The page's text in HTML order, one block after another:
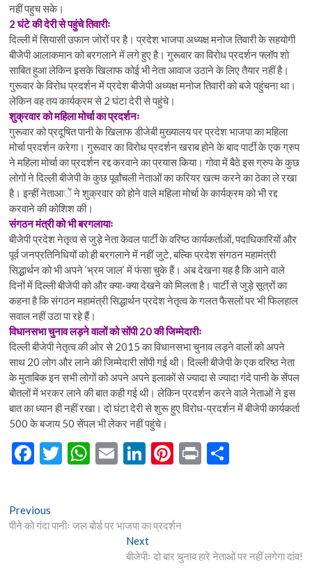
नहीं पहुच सके।
2 घंटे की देरी से पहुंचे तिवारीः
दिल्ली में सियासी उफान जोरों पर है। प्रदेश भाजपा अध्यक्ष मनोज तिवारी के सहयोगी
बीजेपी आलाकमान को बरगलाने में लगे हुए है। गुरूवार का विरोध प्रदर्शन फ्लॉप शो
साबित हुआ लेकिन इसके खिलाफ कोई भी नेता आवाज उठाने के लिए तैयार नहीं है।
गुरूवार के विरोध प्रदर्शन में प्रदेश बीजेपी अध्यक्ष मनोज तिवारी को बजे पहुंचना था।
लेकिन वह तय कार्यक्रम से 2 घंटा देरी से पहुंचे।
शुक्रवार को महिला मोर्चा का प्रदर्शनः
गुरूवार को प्रदूषित पानी के खिलाफ डीजेबी मुख्यालय पर प्रदेश भाजपा का महिला
मोर्चा प्रदर्शन करेगा। गुरूवार का विरोध प्रदर्शन खराब होने के बाद पार्टी के एक ग्रुप
ने महिला मोर्चा का प्रदर्शन रद्द करवाने का प्रयास किया। गोवा में बैठे इस ग्रुप के कुछ
लोगों ने दिल्ली बीजेपी के कुछ पूर्वांचली नेताओं का करियर खत्म करने का ठेका ले रखा
है। इन्हीं नेताआें ने शुक्रवार को होने वाले महिला मोर्चा के कार्यक्रम को भी रद्द
करवाने की कोशिश की।
संगठन मंत्री को भी बरगलायाः
बीजेपी प्रदेश नेतृत्व से जुड़े नेता केवल पार्टी के वरिष्ठ कार्यकर्ताओं, पदाधिकारियों और
पूर्व जनप्रतिनिधियों को ही बरगलाने में नहीं जुटे, बल्कि प्रदेश संगठन महामंत्री
सिद्धार्थन को भी अपने ‘भ्रम जाल’ में फंसा चुके हैं। अब देखना यह है कि आने वाले
दिनों में दिल्ली बीजेपी को और क्या-क्या देखने को मिलता है। पार्टी से जुड़े सूत्रों का
कहना है कि संगठन महामंत्री सिद्धार्थन प्रदेश नेतृत्व के गलत फैसलों पर भी फिलहाल
सवाल नहीं उठा पा रहे हैं।
विधानसभा चुनाव लड़ने वालों को सोंपी 20 की जिम्मेदारीः
दिल्ली बीजेपी नेतृत्व की ओर से 2015 का विधानसभा चुनाव लड़ने वालों को अपने
साथ 20 लोग और लाने की जिम्मेदारी सोंपी गई थी। दिल्ली बीजेपी के एक वरिष्ठ नेता
के मुताबिक इन सभी लोगों को अपने अपने इलाकों से ज्यादा से ज्यादा गंदे पानी के सेंपल
बोतलों में भरकर लाने की बात कही गई थी। लेकिन प्रदर्शन करने वाले नेताओं ने इस
बात का ध्यान ही नहीं रखा। दो घंटा देरी से शुरू हुए विरोध-प्रदर्शन में बीजेपी कार्यकर्ता
500 के बजाय 50 सेंपल भी लेकर नहीं पहुंचे।
F
b
T
er
W
s
E
l
Li
dI
n
Pi
es
Pr
Post
navigation
Previous
post:
पीने को गंदा पानीः जल बोर्ड पर भाजपा का प्रदर्शन
NextNext
post:
बीजेपीः दो बार चुनाव हारे नेताओं पर नहीं लगेगा दांव!